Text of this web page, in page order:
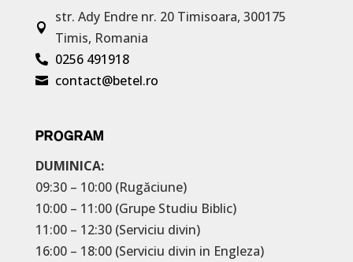

str. Ady Endre nr. 20 Timisoara, 300175
Timis, Romania
 0256 491918
 contact@betel.ro
PROGRAM
DUMINICA:
09:30 – 10:00 (Rugăciune)
10:00 – 11:00 (Grupe Studiu Biblic)
11:00 – 12:30 (Serviciu divin)
16:00 – 18:00 (Serviciu divin in Engleza)